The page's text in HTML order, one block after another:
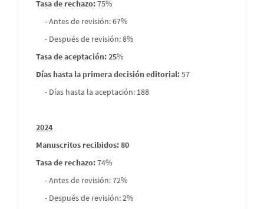
Tasa de rechazo:75%
- Antes de revisión: 67%
- Después de revisión: 8%
Tasa de aceptación: 25%
Días hasta la primera decisión editorial:57
- Días hasta la aceptación: 188
2024
Manuscritos recibidos: 80
Tasa de rechazo:74%
- Antes de revisión: 72%
- Después de revisión: 2%